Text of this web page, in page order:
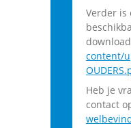
Verder is
content/
Heb je
contact